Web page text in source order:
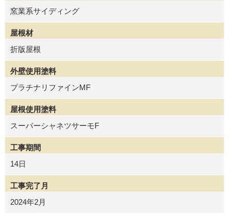
窯業系サイディング
屋根材
折版屋根
外壁使用塗料
プラチナリファインMF
屋根使用塗料
スーパーシャネツサーモF
工事期間
14日
工事完了月
2024年2月